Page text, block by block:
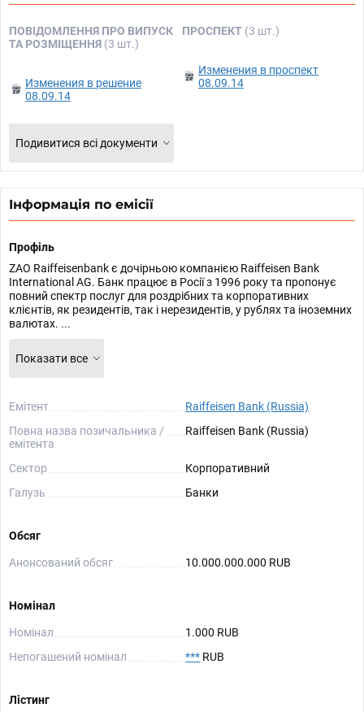
ПОВІДОМЛЕННЯ ПРО ВИПУСК
ТА РОЗМІЩЕННЯ (3 шт.)
Изменения в решение
08.09.14
ПРОСПЕКТ (3 шт.)
Изменения в проспект
08.09.14
Подивитися всі документи
Інформація по емісії
Профіль
ZAO Raiffeisenbank є дочірньою компанією Raiffeisen Bank
International AG. Банк працює в Росії з 1996 року та пропонує
повний спектр послуг для роздрібних та корпоративних
клієнтів, як резидентів, так і нерезидентів, у рублях та іноземних
валютах. ...
Показати все
Емітент
Raiffeisen Bank (Russia)
Повна назва позичальника /
емітента
Raiffeisen Bank (Russia)
Сектор
Корпоративний
Галузь
Банки
Обсяг
Анонсований обсяг 10.000.000.000 RUB
Номінал
Номінал
1.000 RUB
Непогашений номінал
*** RUB
Лістинг